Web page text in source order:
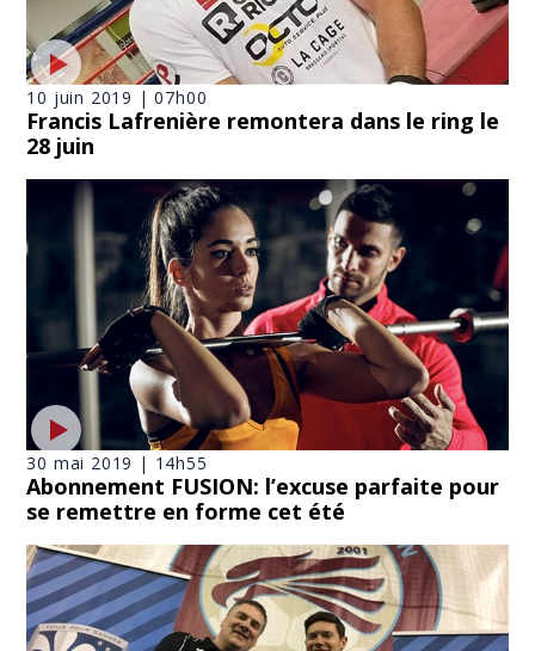
10 juin 2019 | 07h00
Francis Lafrenière remontera dans le ring le
28 juin
30 mai 2019 | 14h55
Abonnement FUSION: l’excuse parfaite pour
se remettre en forme cet été